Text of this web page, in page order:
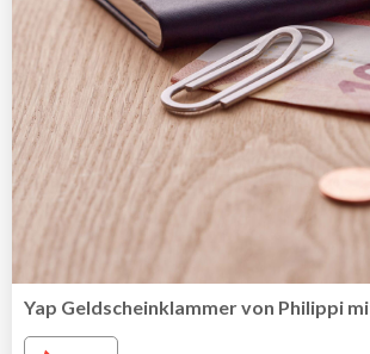
Yap Geldscheinklammer von Philippi